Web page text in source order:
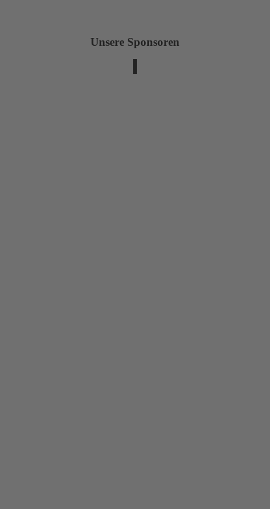
Unsere Sponsoren